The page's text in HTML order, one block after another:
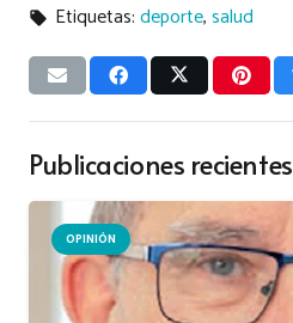
local_offer Etiquetas:deporte,salud
Publicaciones recientes
OPINIÓN